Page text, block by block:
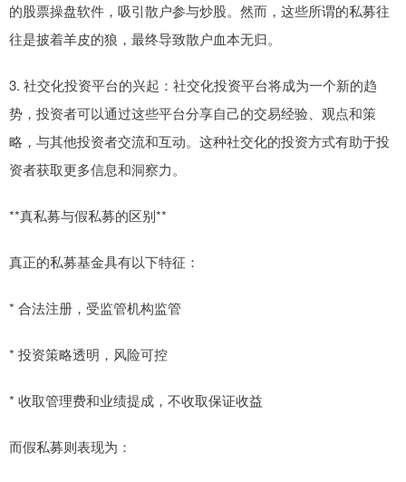
的股票操盘软件，吸引散户参与炒股。然而，这些所谓的私募往
往是披着羊皮的狼，最终导致散户血本无归。
3. 社交化投资平台的兴起：社交化投资平台将成为一个新的趋
势，投资者可以通过这些平台分享自己的交易经验、观点和策
略，与其他投资者交流和互动。这种社交化的投资方式有助于投
资者获取更多信息和洞察力。
**真私募与假私募的区别**
真正的私募基金具有以下特征：
* 合法注册，受监管机构监管
* 投资策略透明，风险可控
* 收取管理费和业绩提成，不收取保证收益
而假私募则表现为：